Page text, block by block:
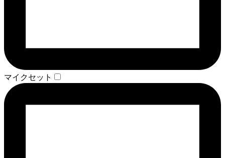
マイクセット